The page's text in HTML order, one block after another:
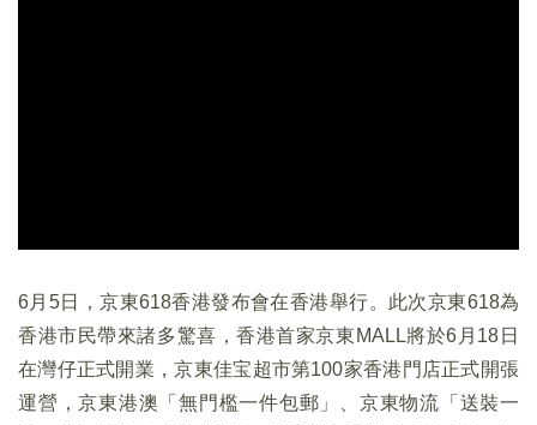
6月5日，京東618香港發布會在香港舉行。此次京東618為
香港市民帶來諸多驚喜，香港首家京東MALL將於6月18日
在灣仔正式開業，京東佳宝超市第100家香港門店正式開張
運營，京東港澳「無門檻一件包郵」、京東物流「送裝一